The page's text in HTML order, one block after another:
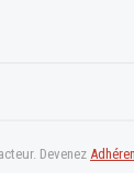
Devenez